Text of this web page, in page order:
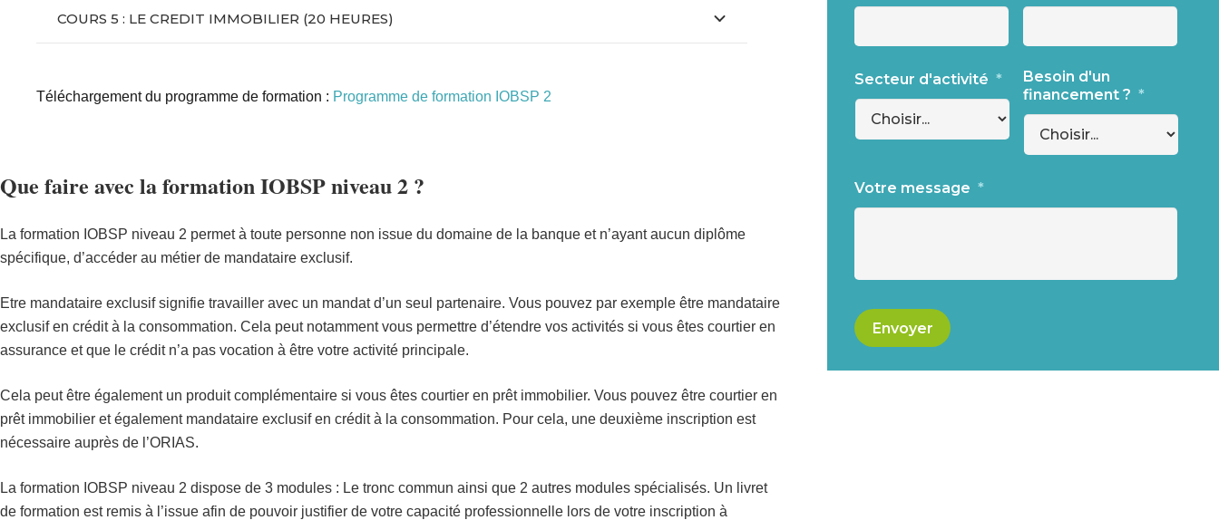
COURS 5 : LE CREDIT IMMOBILIER (20 HEURES)
Téléchargement du programme de formation : Programme de formation IOBSP 2
Que faire avec la formation IOBSP niveau 2 ?
La formation IOBSP niveau 2 permet à toute personne non issue du domaine de la banque et n’ayant aucun diplôme
spécifique, d’accéder au métier de mandataire exclusif.
Etre mandataire exclusif signifie travailler avec un mandat d’un seul partenaire. Vous pouvez par exemple être mandataire
exclusif en crédit à la consommation. Cela peut notamment vous permettre d’étendre vos activités si vous êtes courtier en
assurance et que le crédit n’a pas vocation à être votre activité principale.
Cela peut être également un produit complémentaire si vous êtes courtier en prêt immobilier. Vous pouvez être courtier en
prêt immobilier et également mandataire exclusif en crédit à la consommation. Pour cela, une deuxième inscription est
nécessaire auprès de l’ORIAS.
La formation IOBSP niveau 2 dispose de 3 modules : Le tronc commun ainsi que 2 autres modules spécialisés. Un livret
de formation est remis à l’issue afin de pouvoir justifier de votre capacité professionnelle lors de votre inscription à
Secteur d'activité *
Besoin d'un
financement ? *
Votre message *